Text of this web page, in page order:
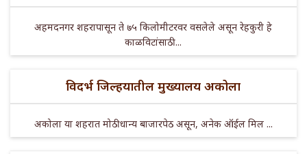
अहमदनगर शहरापासून ते ७५ किलोमीटरवर वसलेले असून रेहकुरी हे
काळविटांसाठी ...
विदर्भ जिल्हयातील मुख्यालय अकोला
अकोला या शहरात मोठी धान्य बाजारपेठ असून, अनेक ऑईल मिल ...